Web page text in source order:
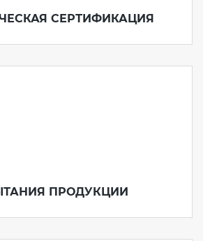
СЕРТИФИКАЦИЯ
ПРОДУКЦИИ